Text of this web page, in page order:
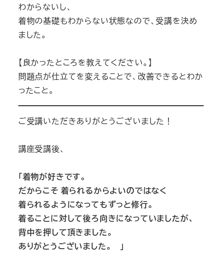
わからないし、
着物の基礎もわからない状態なので、受講を決め
ました。
【良かったところを教えてください。】
問題点が仕立てを変えることで、改善できるとわか
ったこと。
ご受講いただきありがとうございました！
講座受講後、
「着物が好きです。
だからこそ 着られるからよいのではなく
着られるようになってもずっと修行。
着ることに対して後ろ向きになっていましたが、
背中を押して頂きました。
ありがとうございました。 」